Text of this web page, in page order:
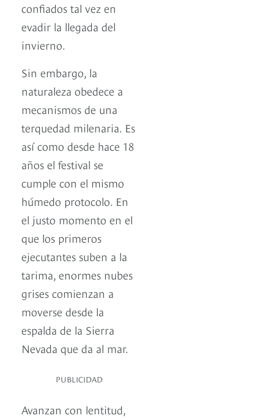
confiados tal vez en
evadir la llegada del
invierno.
Sin embargo, la
naturaleza obedece a
mecanismos de una
terquedad milenaria. Es
así como desde hace 18
años el festival se
cumple con el mismo
húmedo protocolo. En
el justo momento en el
que los primeros
ejecutantes suben a la
tarima, enormes nubes
grises comienzan a
moverse desde la
espalda de la Sierra
Nevada que da al mar.
PUBLICIDAD
Avanzan con lentitud,